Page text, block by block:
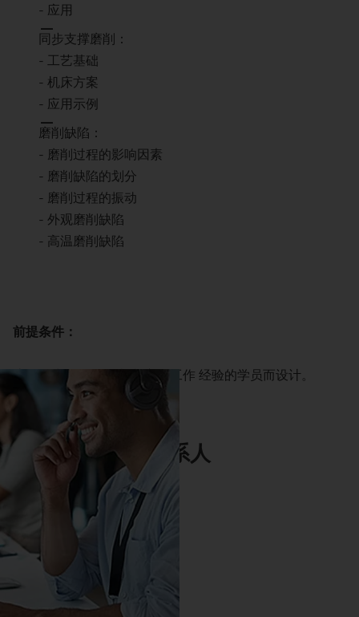
- 应用
同步支撑磨削：
- 工艺基础
- 机床方案
- 应用示例
磨削缺陷：
- 磨削过程的影响因素
- 磨削缺陷的划分
- 磨削过程的振动
- 外观磨削缺陷
- 高温磨削缺陷
前提条件：
该课程为拥有 金属切削方面工作 经验的学员而设计。
联系人